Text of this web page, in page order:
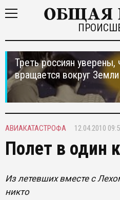
Треть россиян уверены,
вращается вокруг Земли
АВИАКАТАСТРОФА 12.04.2010
Полет в один
Из летевших вместе с
никто